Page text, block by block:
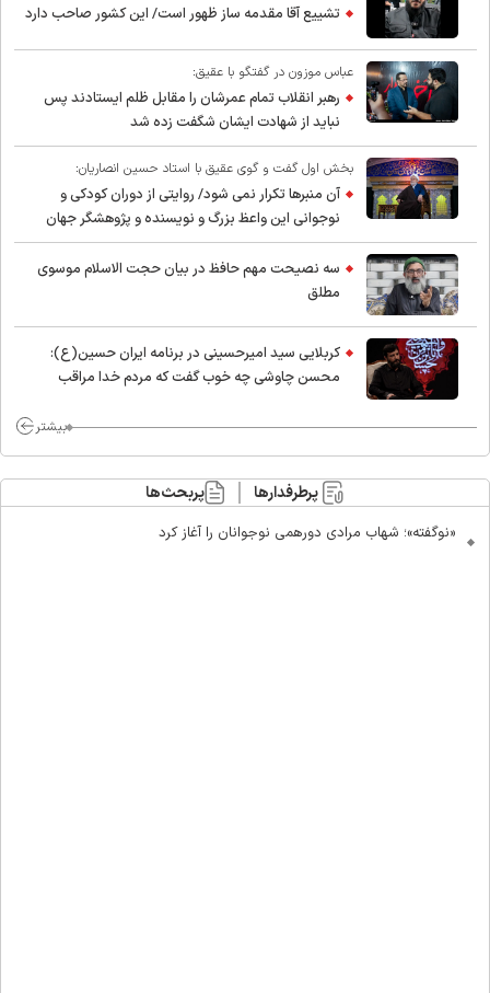
تشییع آقا مقدمه ساز ظهور است/ این کشور صاحب دارد
عباس موزون در گفتگو با عقیق:
رهبر انقلاب تمام عمرشان را مقابل ظلم ایستادند پس
نباید از شهادت ایشان شگفت زده شد
بخش اول گفت و گوی عقیق با استاد حسین انصاریان:
آن منبرها تکرار نمی شود/ روایتی از دوران کودکی و
نوجوانی این واعظ بزرگ و نویسنده و پژوهشگر جهان
اسلام
سه نصیحت مهم حافظ در بیان حجت الاسلام موسوی
مطلق
کربلایی سید امیر‌حسینی در برنامه ایران حسین(ع):
محسن چاوشی چه خوب گفت که مردم خدا مراقب
بیشتر
پرطرفدارها پربحث‌ها
«نوگفته»؛ شهاب مرادی دورهمی نوجوانان را آغاز کرد